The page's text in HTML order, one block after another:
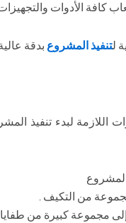
كافة الأدوات
لتنفيذ المشروع بدقة
لبدء تنفيذ
من التكيف .
إلى مجموعة كبيرة من